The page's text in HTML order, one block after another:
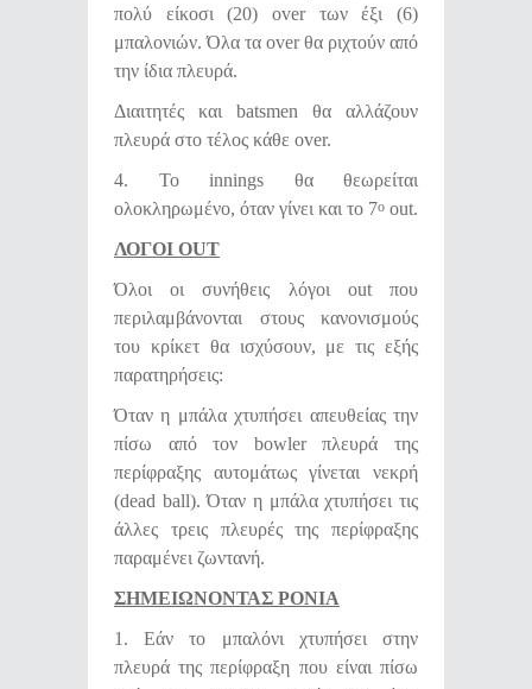
πολύ είκοσι (20) over των έξι (6)
μπαλονιών. Όλα τα over θα ριχτούν από
την ίδια πλευρά.
Διαιτητές και batsmen θα αλλάζουν
πλευρά στο τέλος κάθε over.
4. Το innings θα θεωρείται
ολοκληρωμένο, όταν γίνει και το 7ο out.
ΛΟΓΟΙ OUT
Όλοι οι συνήθεις λόγοι out που
περιλαμβάνονται στους κανονισμούς
του κρίκετ θα ισχύσουν, με τις εξής
παρατηρήσεις:
Όταν η μπάλα χτυπήσει απευθείας την
πίσω από τον bowler πλευρά της
περίφραξης αυτομάτως γίνεται νεκρή
(dead ball). Όταν η μπάλα χτυπήσει τις
άλλες τρεις πλευρές της περίφραξης
παραμένει ζωντανή.
ΣΗΜΕΙΩΝΟΝΤΑΣ ΡΟΝΙΑ
1. Εάν το μπαλόνι χτυπήσει στην
πλευρά της περίφραξη που είναι πίσω